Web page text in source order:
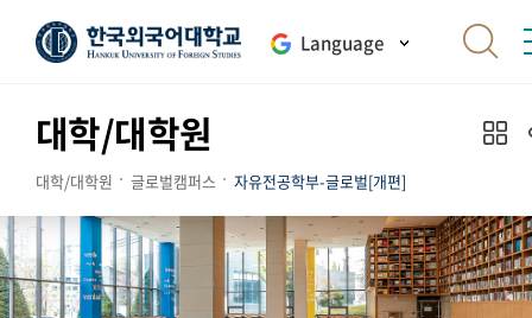
Language
대학/대학원
대학/대학원 글로벌캠퍼스 자유전공학부-글로벌[개편]